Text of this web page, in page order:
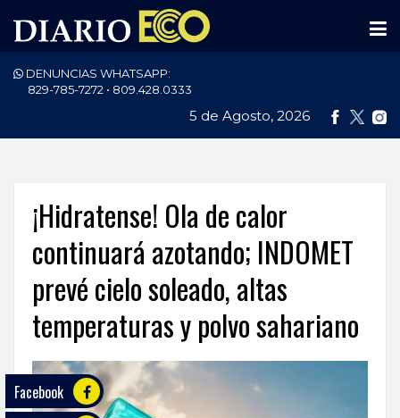
DENUNCIAS WHATSAPP:
829-785-7272 • 809.428.0333
5 de Agosto, 2026
PORTADA
ECONOMÍA
DEPORTES
ENTRETENIMIENTO
SALUD
TECNOLOGÍA
¡Hidratense! Ola de calor
continuará azotando; INDOMET
prevé cielo soleado, altas
temperaturas y polvo sahariano
Facebook